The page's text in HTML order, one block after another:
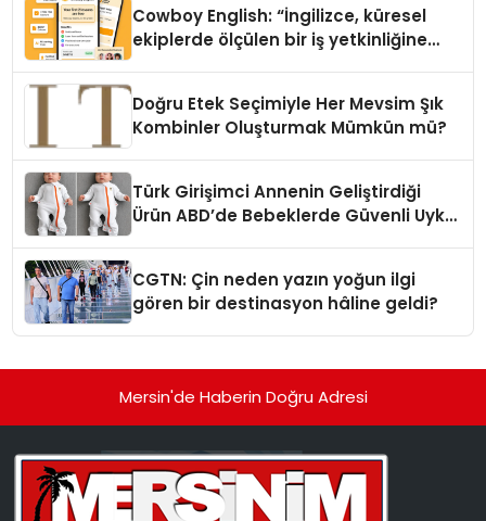
Cowboy English: “İngilizce, küresel
ekiplerde ölçülen bir iş yetkinliğine
Doğru Etek Seçimiyle Her Mevsim Şık
Kombinler Oluşturmak Mümkün mü?
Türk Girişimci Annenin Geliştirdiği
Ürün ABD’de Bebeklerde Güvenli Uyku
CGTN: Çin neden yazın yoğun ilgi
gören bir destinasyon hâline geldi?
Mersin'de Haberin Doğru Adresi